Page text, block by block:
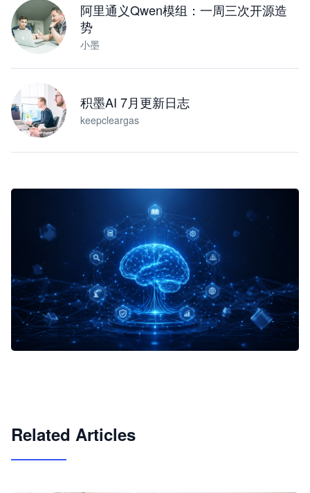
阿里通义Qwen模组：一周三次开源造
势
小墨
积墨AI 7月更新日志
keepcleargas
Related Articles